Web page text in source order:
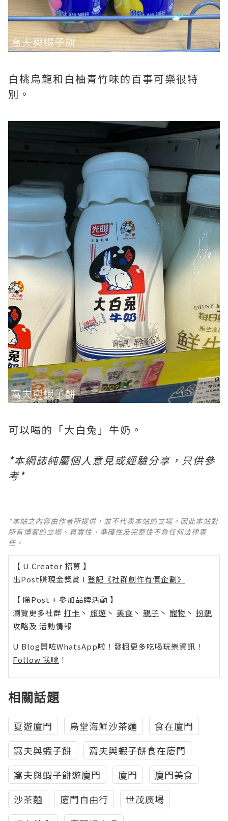
白桃烏龍和白柚青竹味的百事可樂很特
別。
可以喝的「大白兔」牛奶。
*本網誌純屬個人意見或經驗分享，只供參
考*
*本站之內容由作者所提供，並不代表本站的立場。因此本站對
所有博客的立場、真實性、準確性及完整性不負任何法律責
任。
【 U Creator 招募 】
出Post賺現金獎賞 l 登記《社群創作有價企劃》
【 睇Post + 參加品牌活動 】
瀏覽更多社群 打卡 丶 旅遊 丶 美食 丶 親子 丶 寵物 丶 扮靚
攻略及 活動情報
U Blog開咗WhatsApp啦！發掘更多吃喝玩樂資訊！
Follow 我哋 ！
相關話題
夏遊廈門 烏堂海鮮沙茶麵
食在廈門
窩夫與蝦子餅
窩夫與蝦子餅食在廈門
窩夫與蝦子餅遊廈門
廈門
廈門美食
沙茶麵
廈門自由行
世茂廣場